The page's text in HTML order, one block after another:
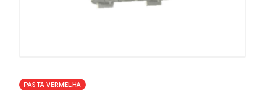
PASTA VERMELHA